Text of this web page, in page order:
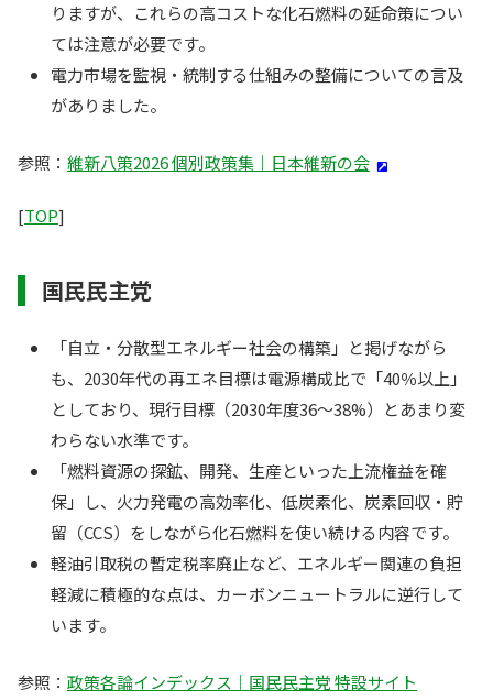
りますが、これらの高コストな化石燃料の延命策につい
ては注意が必要です。
電力市場を監視・統制する仕組みの整備についての言及
がありました。
参照： 維新八策2026 個別政策集｜日本維新の会
[TOP]
国民民主党
「自立・分散型エネルギー社会の構築」と掲げながら
も、2030年代の再エネ目標は電源構成比で「40％以上」
としており、現行目標（2030年度36〜38%）とあまり変
わらない水準です。
「燃料資源の探鉱、開発、生産といった上流権益を確
保」し、火力発電の高効率化、低炭素化、炭素回収・貯
留（CCS）をしながら化石燃料を使い続ける内容です。
軽油引取税の暫定税率廃止など、エネルギー関連の負担
軽減に積極的な点は、カーボンニュートラルに逆行して
います。
参照： 政策各論インデックス｜国民民主党 特設サイト